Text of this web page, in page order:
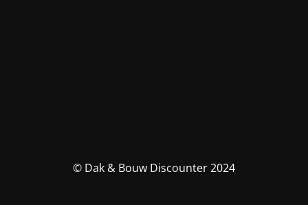
© Dak & Bouw Discounter 2024